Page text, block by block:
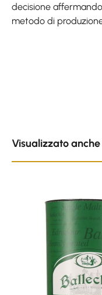
decisione
metodo di
Visualizzato anche